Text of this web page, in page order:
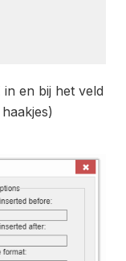
in en bij het veld